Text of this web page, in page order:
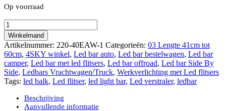
Op voorraad
Ollson
220
20
inch
MULTIBAR
met
krachtige
LED
flitsers
16.800
Winkelmand
Artikelnummer: 220-40EAW-1 Categorieën: 03 Lengte 41cm tot
60cm, 4SKY winkel, Led bar auto, Led bar bestelwagen, Led bar
camper, Led bar met led flitsers, Led bar offroad, Led bar Side By
Side, Ledbars Vrachtwagen/Truck, Werkverlichting met Led flitsers
Tags: led balk, Led flitser, led light bar, Led verstraler, ledbar
Beschrijving
Aanvullende informatie